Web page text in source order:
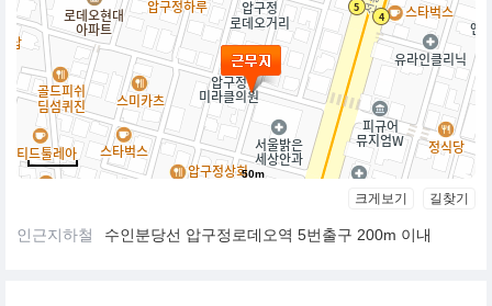
50m
크게보기 길찾기
인근지하철 수인분당선 압구정로데오역 5번출구 200m 이내